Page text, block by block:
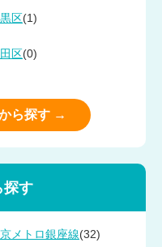
区(1)
区 (0)
ら探す →
す
メトロ銀座線(32)